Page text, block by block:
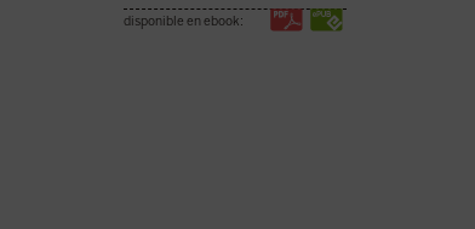
disponible en ebook: